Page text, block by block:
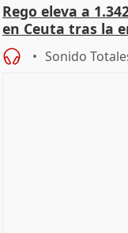
Rego eleva a
en Ceuta tras la
Sonido